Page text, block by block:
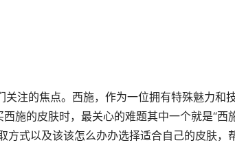
注的焦点。西施，作为一位拥有特殊魅力和
施的皮肤时，最关心的难题其中一个就是“西
方式以及该该怎么办办选择适合自己的皮肤，